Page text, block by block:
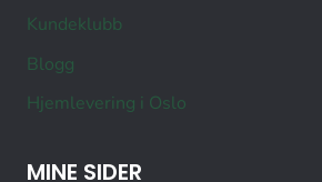
Kundeklubb
Blogg
Hjemlevering i Oslo
MINE SIDER